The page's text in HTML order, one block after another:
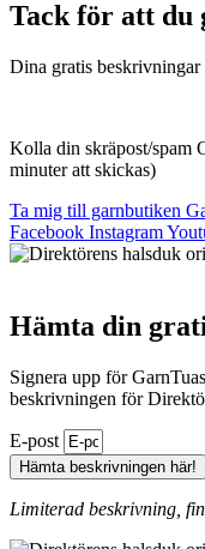
Tack för att du
Dina gratis
Kolla din skräpost/spam
minuter att skickas)
Ta mig till garnbutiken
Facebook Instagram
Hämta din
Signera upp för
beskrivningen för
E-post
Hämta beskrivningen här!
Limiterad beskrivning,